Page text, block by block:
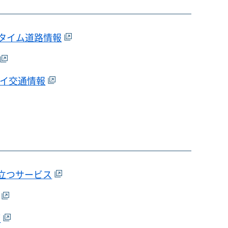
イム道路情報
交通情報
つサービス